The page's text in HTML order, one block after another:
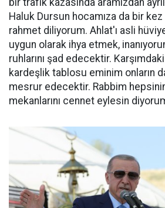
bir trafik kazasında aramızdan
Haluk Dursun hocamıza da bir
rahmet diliyorum. Ahlat'ı asli
uygun olarak ihya etmek,
ruhlarını şad edecektir.
kardeşlik tablosu eminim onların
mesrur edecektir. Rabbim
mekanlarını cennet eylesin